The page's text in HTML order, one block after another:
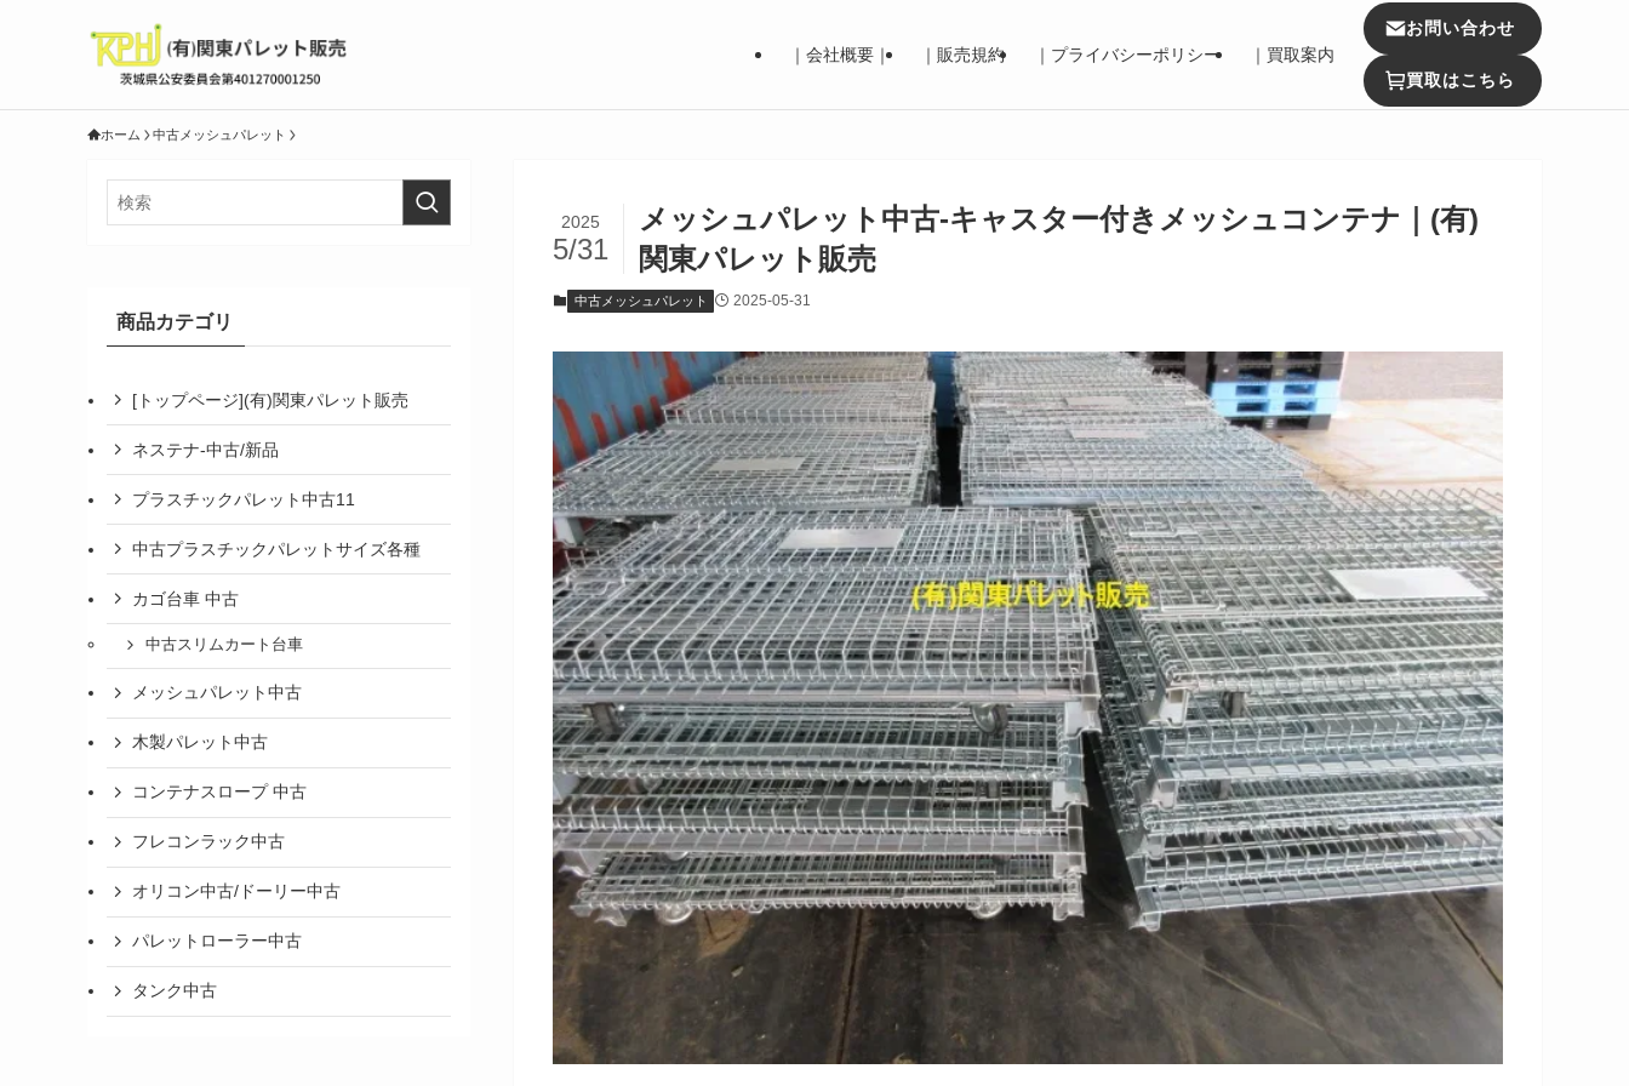
｜会社概要｜ ｜販売規約 ｜プライバシーポリシー ｜買取案内
お問い合わせ
買取はこちら
ホーム 中古メッシュパレット
メッシュパレット中古-キャスター付きメッシュコンテナ｜(有)
関東パレット販売
2025
5/31
中古メッシュパレット 2025-05-31
商品カテゴリ
[トップページ](有)関東パレット販売
ネステナ-中古/新品
プラスチックパレット中古11
中古プラスチックパレットサイズ各種
カゴ台車 中古
中古スリムカート台車
メッシュパレット中古
木製パレット中古
コンテナスロープ 中古
フレコンラック中古
オリコン中古/ドーリー中古
パレットローラー中古
タンク中古